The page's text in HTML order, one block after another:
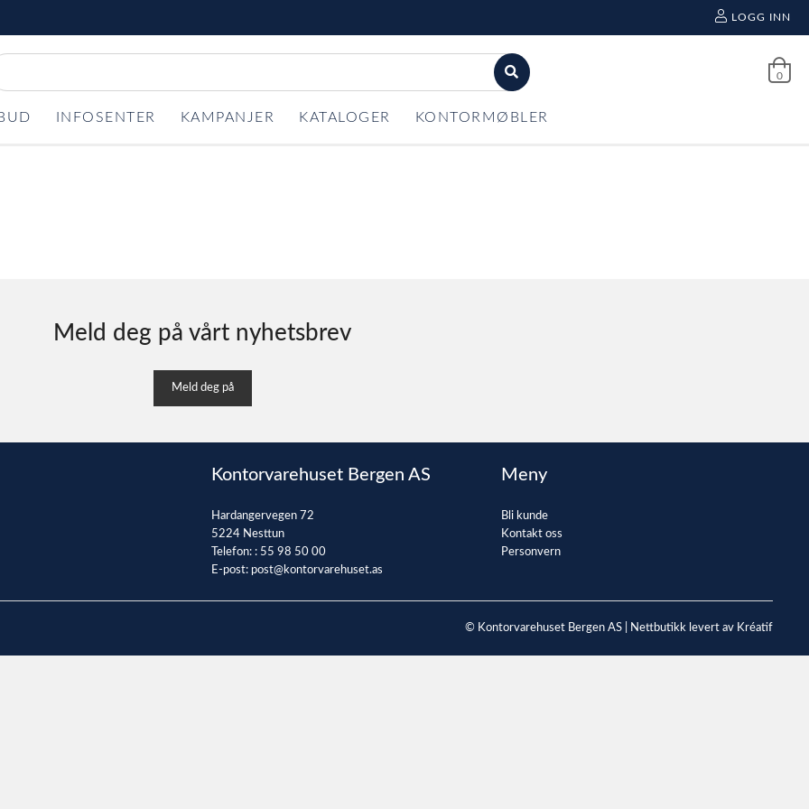
LOGG INN
0
INFOSENTER KAMPANJER KATALOGER KONTORMØBLER
Meld deg på vårt nyhetsbrev
Meld deg på
Kontorvarehuset Bergen AS
Hardangervegen 72
5224 Nesttun
Telefon: : 55 98 50 00
E-post: post@kontorvarehuset.as
Meny
Bli kunde
Kontakt oss
Personvern
© Kontorvarehuset Bergen AS | Nettbutikk levert av Kréatif